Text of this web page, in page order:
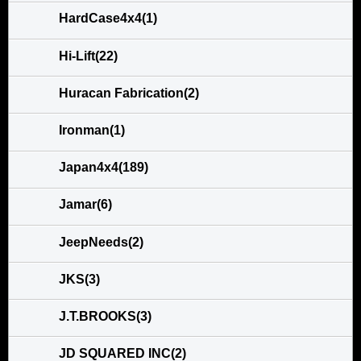
HardCase4x4(1)
Hi-Lift(22)
Huracan Fabrication(2)
Ironman(1)
Japan4x4(189)
Jamar(6)
JeepNeeds(2)
JKS(3)
J.T.BROOKS(3)
JD SQUARED INC(2)